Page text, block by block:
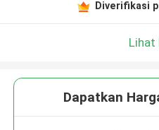
Diverifikasi
Lihat
Dapatkan